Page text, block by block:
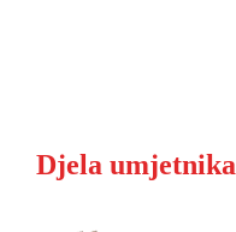
Djela umjetnika